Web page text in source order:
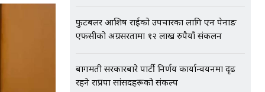
फुटबलर आशिष राईको उपचारका लागि एन पेनाङ
एफसीको अग्रसरतामा १२ लाख रुपैयाँ संकलन
बागमती सरकारबारे पार्टी निर्णय कार्यान्वयनमा दृढ
रहने राप्रपा सांसदहरूको संकल्प